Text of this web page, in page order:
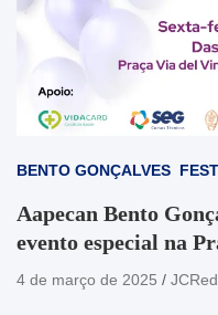
BENTO GONÇALVES
Aapecan Bento
evento especial na
4 de março de 2025